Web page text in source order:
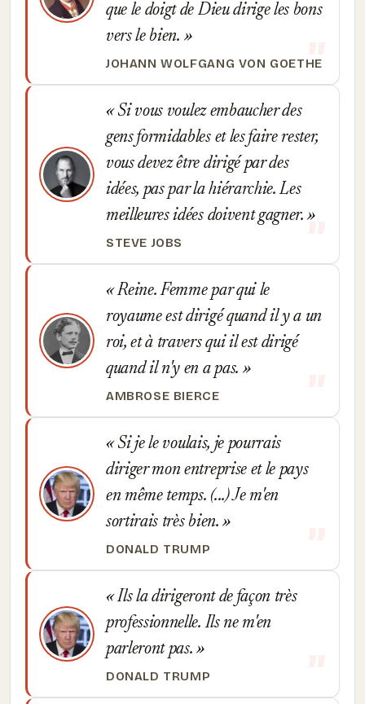
que le doigt de Dieu dirige les bons
vers le bien.
JOHANN WOLFGANG VON GOETHE
Si vous voulez embaucher des
gens formidables et les faire rester,
vous devez être dirigé par des
idées, pas par la hiérarchie. Les
meilleures idées doivent gagner.
STEVE JOBS
Reine. Femme par qui le
royaume est dirigé quand il y a un
roi, et à travers qui il est dirigé
quand il n'y en a pas.
AMBROSE BIERCE
Si je le voulais, je pourrais
diriger mon entreprise et le pays
en même temps. (...) Je m'en
sortirais très bien.
DONALD TRUMP
Ils la dirigeront de façon très
professionnelle. Ils ne m'en
parleront pas.
DONALD TRUMP